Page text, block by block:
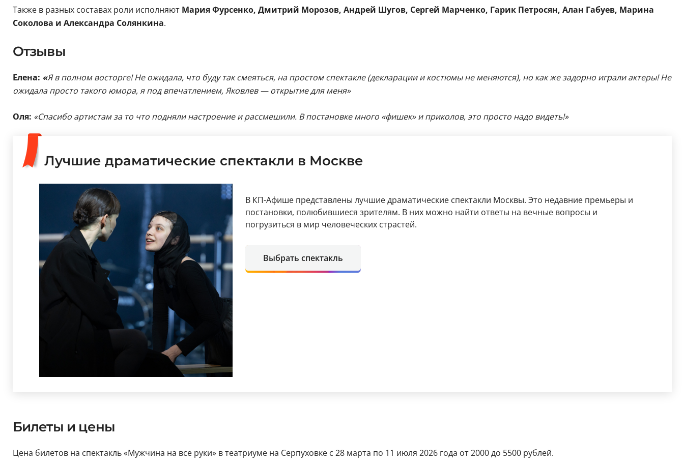
Также в разных составах роли исполняют Мария Фурсенко, Дмитрий Морозов, Андрей Шугов, Сергей Марченко, Гарик Петросян, Алан Габуев, Марина
Соколова и Александра Солянкина.
Отзывы
Елена: «Я в полном восторге! Не ожидала, что буду так смеяться, на простом спектакле (декларации и костюмы не меняются), но как же задорно играли актеры! Не
ожидала просто такого юмора, я под впечатлением, Яковлев — открытие для меня»
Оля: «Спасибо артистам за то что подняли настроение и рассмешили. В постановке много «фишек» и приколов, это просто надо видеть!»
Лучшие драматические спектакли в Москве
В КП-Афише представлены лучшие драматические спектакли Москвы. Это недавние премьеры и
постановки, полюбившиеся зрителям. В них можно найти ответы на вечные вопросы и
погрузиться в мир человеческих страстей.
Выбрать спектакль
Билеты и цены
Цена билетов на спектакль «Мужчина на все руки» в театриуме на Серпуховке с 28 марта по 11 июля 2026 года от 2000 до 5500 рублей.